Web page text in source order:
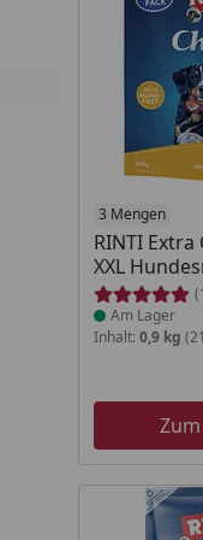
3 Mengen
RINTI
XXL
Produkt am
Am Lager
Inhalt: 0,9 kg